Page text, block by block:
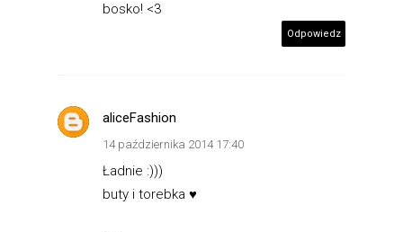
bosko! <3
Odpowiedz
aliceFashion
14 października 2014 17:40
Ładnie :)))
buty i torebka ♥